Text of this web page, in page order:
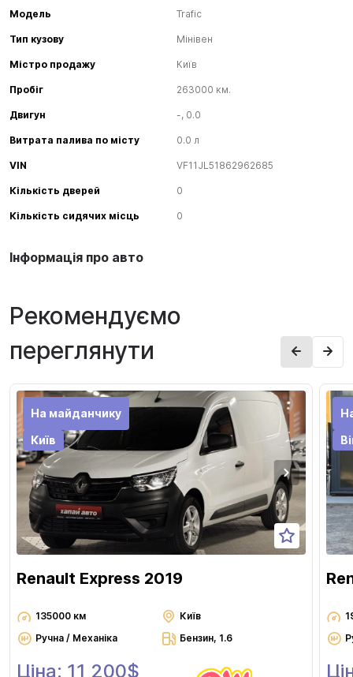
Інформація про авто
Модель Trafic
Тип кузову Мінівен
Містро продажу Київ
Пробіг 263000 км.
Двигун -, 0.0
Витрата палива по місту 0.0 л
VIN VF11JL51862962685
Кількість дверей 0
Кількість сидячих місць 0
Рекомендуємо
переглянути
На майданчику
Київ
Renault Express 2019
135000 км
Київ
Ручна / Механіка
Бензин, 1.6
Ціна: 11 200$